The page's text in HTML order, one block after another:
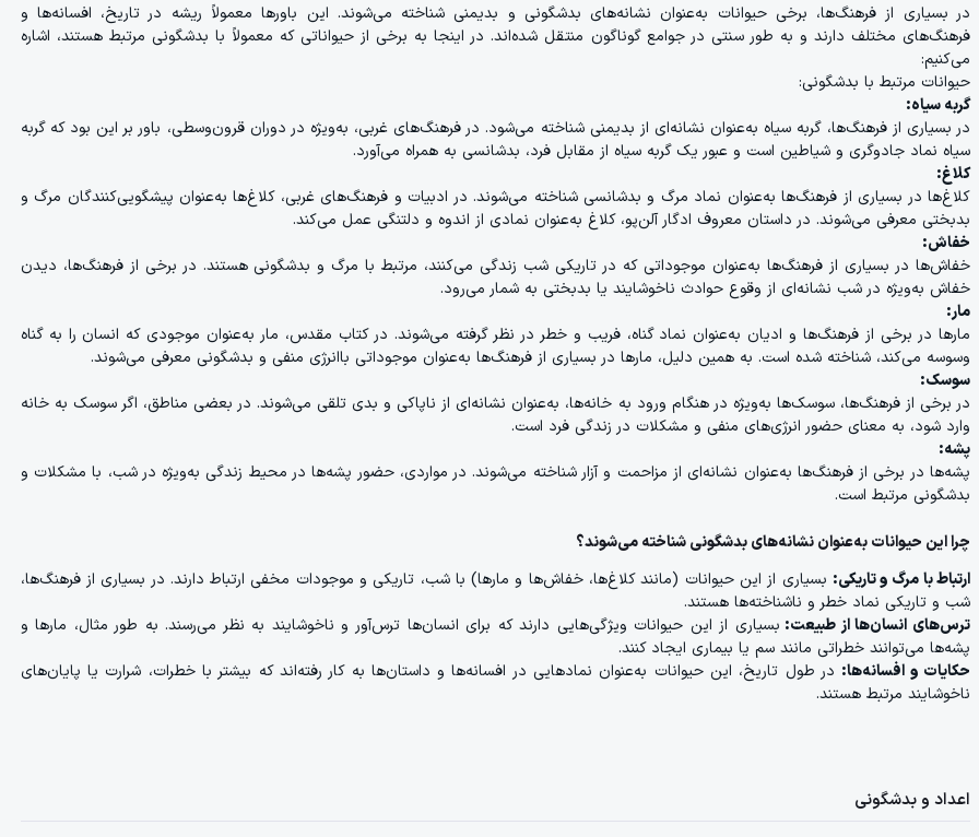
در بسیاری از فرهنگ‌ها، برخی حیوانات به‌عنوان نشانه‌های بدشگونی و بدیمنی شناخته می‌شوند. این باورها معمولاً ریشه در تاریخ، افسانه‌ها و
فرهنگ‌های مختلف دارند و به طور سنتی در جوامع گوناگون منتقل شده‌اند. در اینجا به برخی از حیواناتی که معمولاً با بدشگونی مرتبط هستند، اشاره
می‌کنیم:
حیوانات مرتبط با بدشگونی:
گربه سیاه:
در بسیاری از فرهنگ‌ها، گربه سیاه به‌عنوان نشانه‌ای از بدیمنی شناخته می‌شود. در فرهنگ‌های غربی، به‌ویژه در دوران قرون‌وسطی، باور بر این بود که گربه
سیاه نماد جادوگری و شیاطین است و عبور یک گربه سیاه از مقابل فرد، بدشانسی به همراه می‌آورد.
کلاغ:
کلاغ‌ها در بسیاری از فرهنگ‌ها به‌عنوان نماد مرگ و بدشانسی شناخته می‌شوند. در ادبیات و فرهنگ‌های غربی، کلاغ‌ها به‌عنوان پیشگویی‌کنندگان مرگ و
بدبختی معرفی می‌شوند. در داستان معروف ادگار آلن‌پو، کلاغ به‌عنوان نمادی از اندوه و دلتنگی عمل می‌کند.
خفاش:
خفاش‌ها در بسیاری از فرهنگ‌ها به‌عنوان موجوداتی که در تاریکی شب زندگی می‌کنند، مرتبط با مرگ و بدشگونی هستند. در برخی از فرهنگ‌ها، دیدن
خفاش به‌ویژه در شب نشانه‌ای از وقوع حوادث ناخوشایند یا بدبختی به شمار می‌رود.
مار:
مارها در برخی از فرهنگ‌ها و ادیان به‌عنوان نماد گناه، فریب و خطر در نظر گرفته می‌شوند. در کتاب مقدس، مار به‌عنوان موجودی که انسان را به گناه
وسوسه می‌کند، شناخته شده است. به همین دلیل، مارها در بسیاری از فرهنگ‌ها به‌عنوان موجوداتی باانرژی منفی و بدشگونی معرفی می‌شوند.
سوسک:
در برخی از فرهنگ‌ها، سوسک‌ها به‌ویژه در هنگام ورود به خانه‌ها، به‌عنوان نشانه‌ای از ناپاکی و بدی تلقی می‌شوند. در بعضی مناطق، اگر سوسک به خانه
وارد شود، به معنای حضور انرژی‌های منفی و مشکلات در زندگی فرد است.
پشه:
پشه‌ها در برخی از فرهنگ‌ها به‌عنوان نشانه‌ای از مزاحمت و آزار شناخته می‌شوند. در مواردی، حضور پشه‌ها در محیط زندگی به‌ویژه در شب، با مشکلات و
بدشگونی مرتبط است.
چرا این حیوانات به‌عنوان نشانه‌های بدشگونی شناخته می‌شوند؟
ارتباط با مرگ و تاریکی: بسیاری از این حیوانات (مانند کلاغ‌ها، خفاش‌ها و مارها) با شب، تاریکی و موجودات مخفی ارتباط دارند. در بسیاری از فرهنگ‌ها،
شب و تاریکی نماد خطر و ناشناخته‌ها هستند.
ترس‌های انسان‌ها از طبیعت: بسیاری از این حیوانات ویژگی‌هایی دارند که برای انسان‌ها ترس‌آور و ناخوشایند به نظر می‌رسند. به طور مثال، مارها و
پشه‌ها می‌توانند خطراتی مانند سم یا بیماری ایجاد کنند.
حکایات و افسانه‌ها: در طول تاریخ، این حیوانات به‌عنوان نمادهایی در افسانه‌ها و داستان‌ها به کار رفته‌اند که بیشتر با خطرات، شرارت یا پایان‌های
ناخوشایند مرتبط هستند.
اعداد و بدشگونی